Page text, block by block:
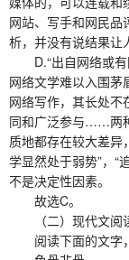
网站、写手和网民品
析，并没有说结果让
D.“出自网络或有
网络文学难以入围茅
网络写作，其长处不
同和广泛参与……两
质地都存在较大差异
学显然处于弱势”，“
不是决定性因素。
故选C。
（二）现代文阅
阅读下面的文字，